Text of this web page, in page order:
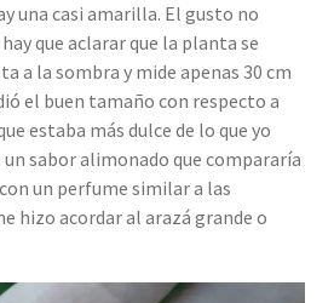
una casi amarilla. El gusto no
que aclarar que la planta se
a la sombra y mide apenas 30 cm
el buen tamaño con respecto a
estaba más dulce de lo que yo
un sabor alimonado que compararía
un perfume similar a las
hizo acordar al arazá grande o